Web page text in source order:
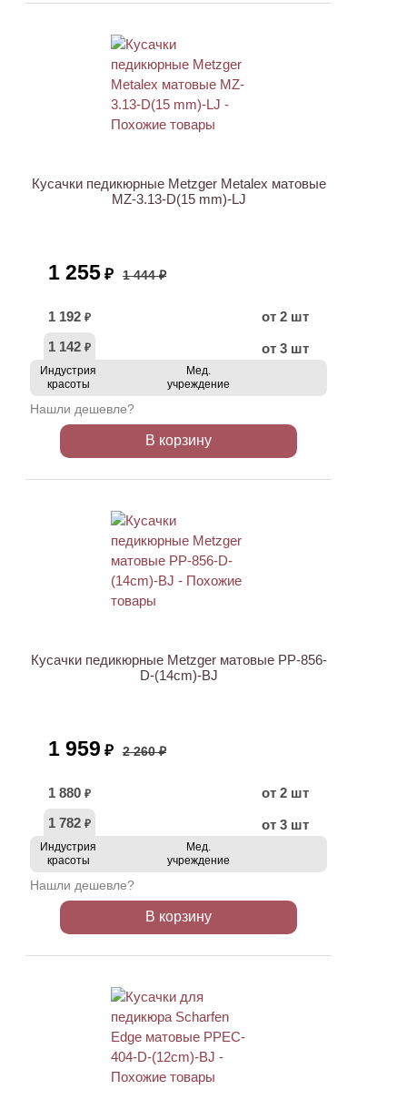
Кусачки педикюрные Metzger Metalex матовые
MZ-3.13-D(15 mm)-LJ
1 255 ₽ 1 444 ₽
1 192 ₽
от 2 шт
1 142 ₽ от 3 шт
Индустрия
красоты
Мед.
учреждение
Нашли дешевле?
В корзину
Кусачки педикюрные Metzger матовые PP-856-
D-(14cm)-BJ
1 959 ₽ 2 260 ₽
1 880 ₽
от 2 шт
1 782 ₽ от 3 шт
Индустрия
красоты
Мед.
учреждение
Нашли дешевле?
В корзину